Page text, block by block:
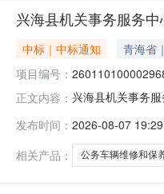
兴海县机关事务服务
中标｜中标通知 青海省
项目编号：
正文内容： 兴海县机关事务
行政区划名称:青
发布时间： 2026-08-07 19:29
相关产品：
公务车辆维修和保